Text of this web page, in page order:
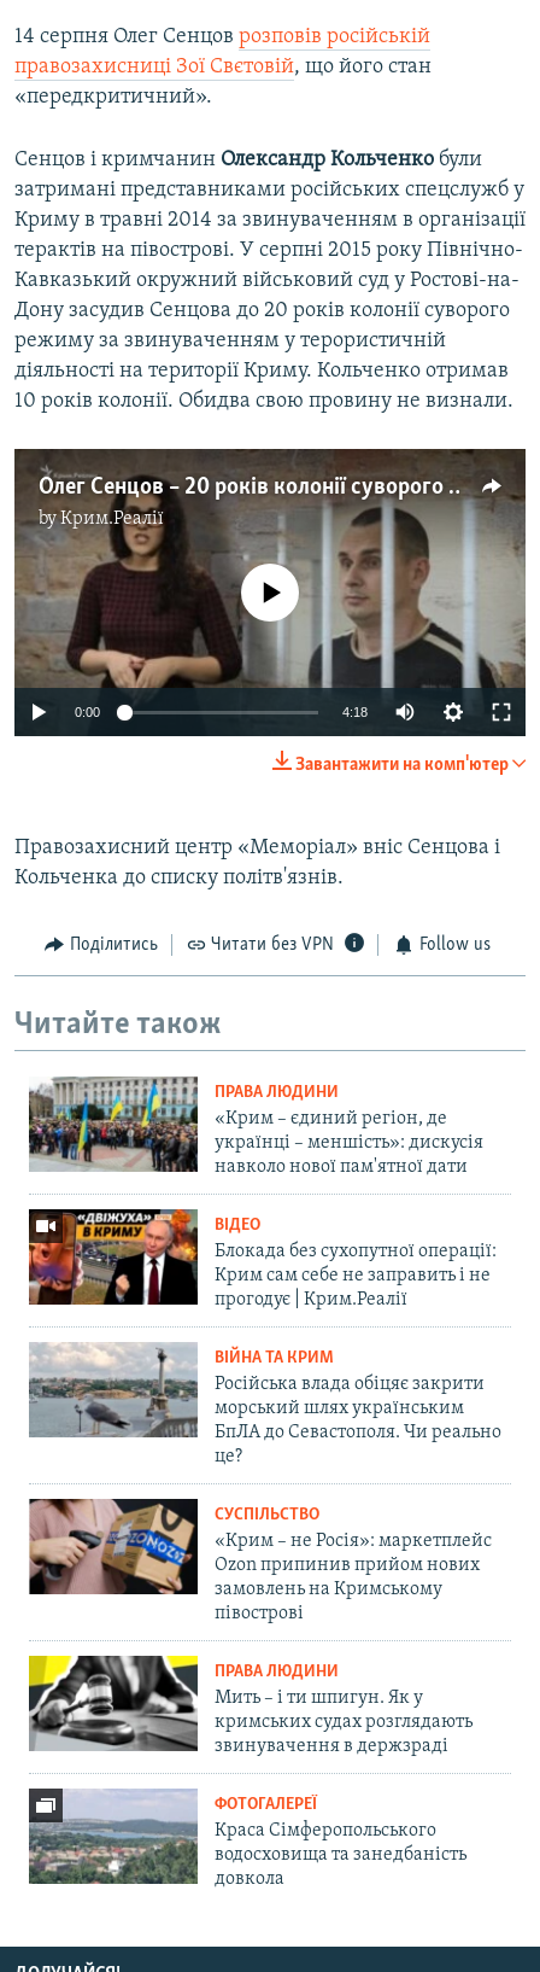
14 серпня Олег Сенцов розповів російській
правозахисниці Зої Свєтовій, що його стан
«передкритичний».
Сенцов і кримчанин Олександр Кольченко були
затримані представниками російських спецслужб у
Криму в травні 2014 за звинуваченням в організації
терактів на півострові. У серпні 2015 року Північно-
Кавказький окружний військовий суд у Ростові-на-
Дону засудив Сенцова до 20 років колонії суворого
режиму за звинуваченням у терористичній
діяльності на території Криму. Кольченко отримав
10 років колонії. Обидва свою провину не визнали.
Олег Сенцов – 20 років колонії суворого режиму. Айше Умерова про життя і трагедію кримського режисера (відео)
byКрим.Реалії
No media source currently available
0:00 4:18
Завантажити на комп'ютер
Правозахисний центр «Меморіал» вніс Сенцова і
Кольченка до списку політв'язнів.
Поділитись Читати без VPN Follow us
Читайте також
ПРАВА ЛЮДИНИ
«Крим – єдиний регіон, де
українці – меншість»: дискусія
навколо нової пам'ятної дати
ВІДЕО
Блокада без сухопутної операції:
Крим сам себе не заправить і не
прогодує | Крим.Реалії
ВІЙНА ТА КРИМ
Російська влада обіцяє закрити
морський шлях українським
БпЛА до Севастополя. Чи реально
це?
СУСПІЛЬСТВО
«Крим – не Росія»: маркетплейс
Ozon припинив прийом нових
замовлень на Кримському
півострові
ПРАВА ЛЮДИНИ
Мить – і ти шпигун. Як у
кримських судах розглядають
звинувачення в держзраді
ФОТОГАЛЕРЕЇ
Краса Сімферопольського
водосховища та занедбаність
довкола